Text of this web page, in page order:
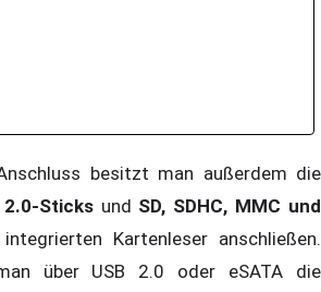
besitzt man außerdem die
2.0-Sticksund SD, SDHC, MMC und
Kartenleser anschließen.
über USB 2.0 oder eSATA die